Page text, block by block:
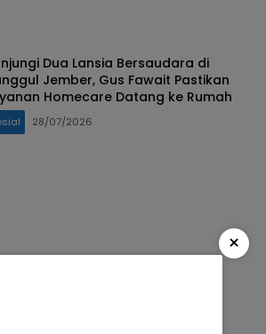
Dua Lansia Bersaudara di
Jember, Gus Fawait Pastikan
Homecare Datang ke Rumah
28/07/2026
×